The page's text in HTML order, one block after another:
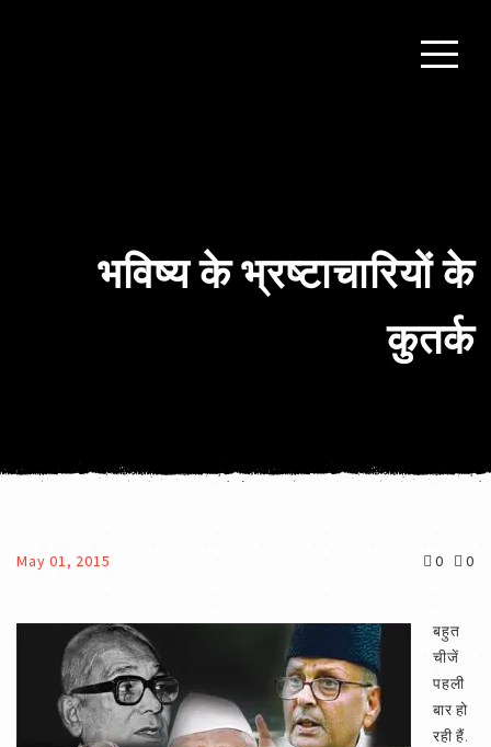
भविष्य के भ्रष्टाचारियों के
कुतर्क
May 01, 2015 0 0
बहुत
चीजें
पहली
बार हो
रही हैं.